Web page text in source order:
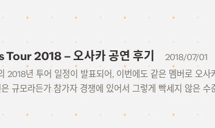
2018 – 오사카 공연 후기
2018/07/01
2018년 투어 일정이 발표되어, 이번에도 같은 멤버로 오사
규모라든가 참가자 경쟁에 있어서 그렇게 빡세지 않은 수